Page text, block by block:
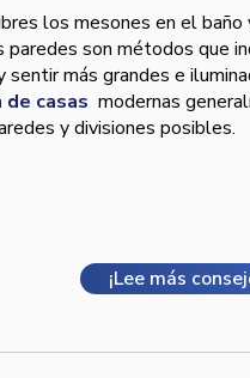
los mesones en el
paredes son métodos que
sentir más grandes e
casas modernas
y divisiones posibles.
¡Lee más